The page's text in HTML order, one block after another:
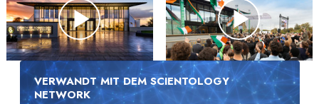
VERWANDT MIT DEM SCIENTOLOGY
NETWORK